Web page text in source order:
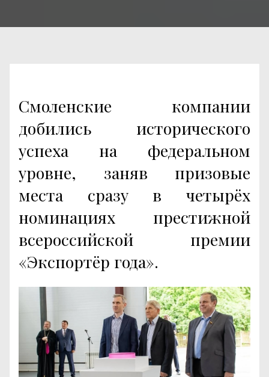
Смоленские компании
добились исторического
успеха на федеральном
уровне, заняв призовые
места сразу в четырёх
номинациях престижной
всероссийской премии
«Экспортёр года».